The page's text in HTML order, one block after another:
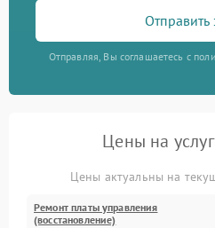
Отправить
Отправляя, Вы соглашаетесь с
Цены на
Цены актуальны на
Ремонт платы управления
(восстановление)